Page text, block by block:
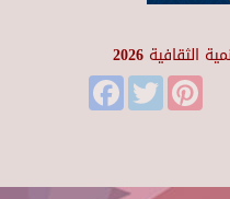
2026
FacebookTwitter